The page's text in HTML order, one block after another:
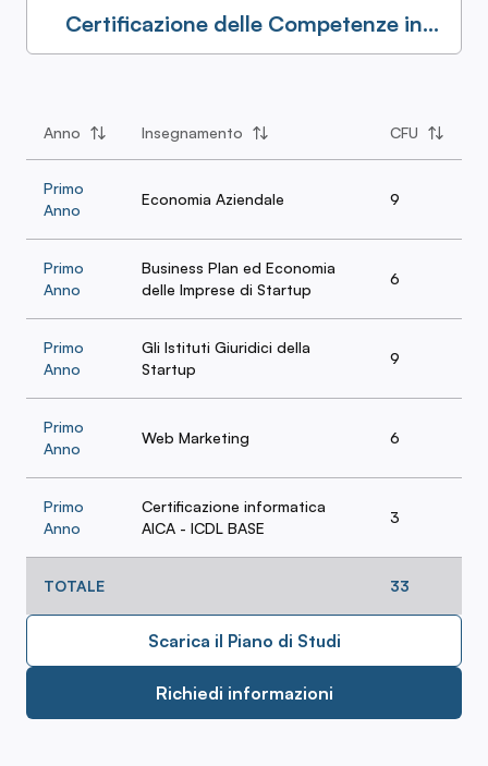
Certificazione delle Competenze in
Startup D’Impresa, Innovazione e
Anno Insegnamento CFU
Primo
Anno
Economia Aziendale 9
Primo
Anno
Business Plan ed Economia
delle Imprese di Startup
6
Primo
Anno
Gli Istituti Giuridici della
Startup
9
Primo
Anno
Web Marketing 6
Primo
Anno
Certificazione informatica
AICA - ICDL BASE
3
TOTALE 33
Scarica il Piano di Studi
Richiedi informazioni